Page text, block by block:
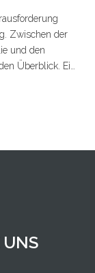
Zwischen der
und den
Überblick. Ein
UNS